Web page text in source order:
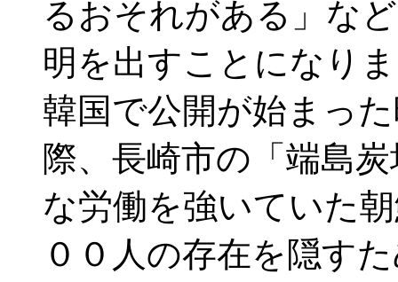
るおそれがある」な
明を出すことになり
韓国で公開が始まっ
際、長崎市の「端島
な労働を強いていた
００人の存在を隠す